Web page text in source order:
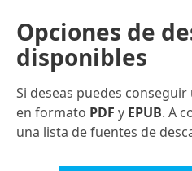
Opciones de
disponibles
Si deseas puedes
en formato PDF y EPUB. A
una lista de fuentes de